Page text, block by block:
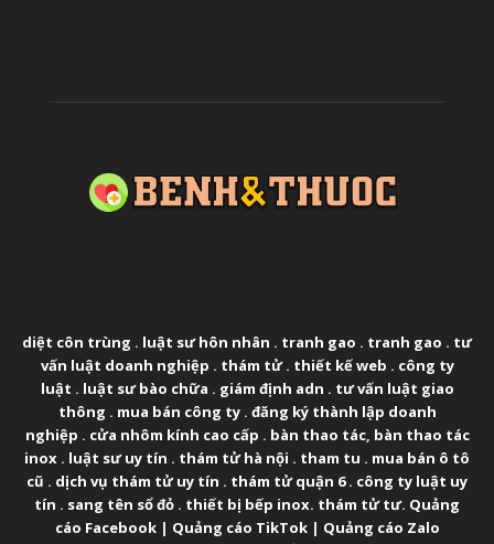
diệt côn trùng . luật sư hôn nhân . tranh gao . tranh gao . tư
vấn luật doanh nghiệp . thám tử. thiết kế web . công ty
luật . luật sư bào chữa . giám định adn . tư vấn luật giao
thông . mua bán công ty. đăng ký thành lập doanh
nghiệp . cửa nhôm kính cao cấp . bàn thao tác, bàn thao tác
inox . luật sư uy tín . thám tử hà nội . tham tu . mua bán ô tô
cũ . dịch vụ thám tử uy tín . thám tử quận 6. công ty luật uy
tín . sang tên sổ đỏ . thiết bị bếp inox. thám tử tư. Quảng
cáo Facebook| Quảng cáo TikTok| Quảng cáo Zalo